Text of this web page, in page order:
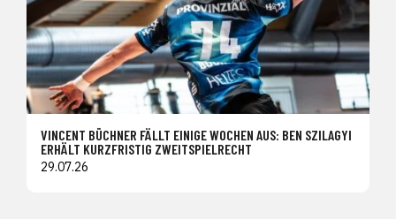
VINCENT BÜCHNER FÄLLT EINIGE WOCHEN AUS: BEN SZILAGYI
ERHÄLT KURZFRISTIG ZWEITSPIELRECHT
29.07.26